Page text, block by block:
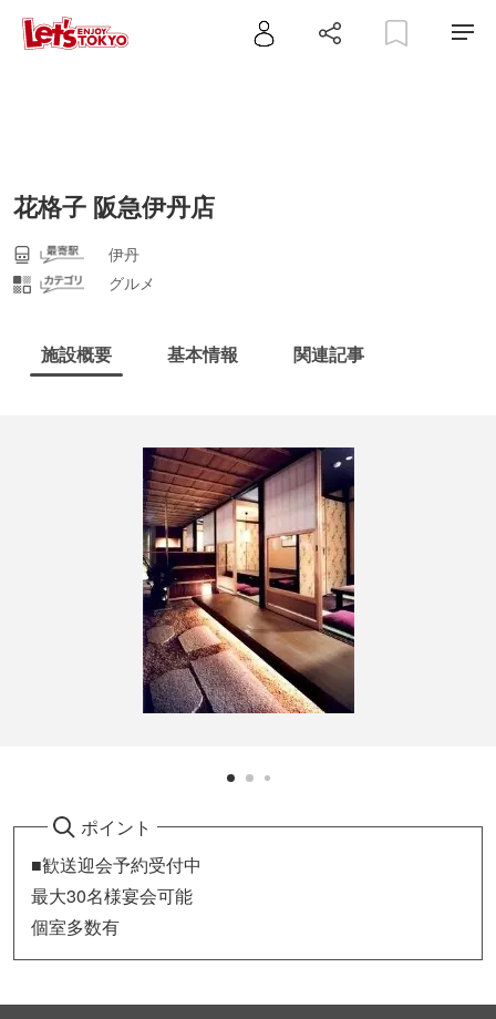
花格子 阪急伊丹店
伊丹
グルメ
施設概要 基本情報 関連記事
ポイント
■歓送迎会予約受付中
最大30名様宴会可能
個室多数有